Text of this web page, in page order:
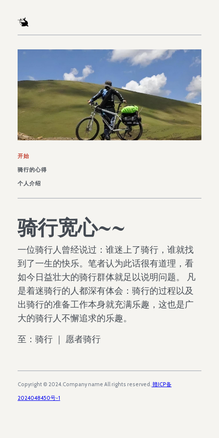
开始
骑行的心得
个人介绍
骑行宽心~~
一位骑行人曾经说过：谁迷上了骑行，谁就找
到了一生的快乐。笔者认为此话很有道理，看
如今日益壮大的骑行群体就足以说明问题。 凡
是着迷骑行的人都深有体会：骑行的过程以及
出骑行的准备工作本身就充满乐趣，这也是广
大的骑行人不懈追求的乐趣。
至：骑行 ｜ 愿者骑行
Copyright © 2024.Company name All rights reserved. 赣ICP备
2024048450号-1